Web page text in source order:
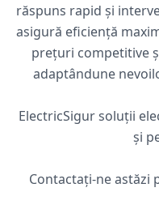
răspuns rapid și
asigură eficiență
prețuri competitive
adaptândune
ElectricSigur soluții
și
Contactați-ne astăzi